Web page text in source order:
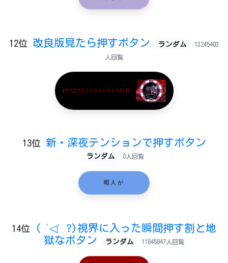
12位 改良版見たら押すボタン ランダム 13245403
人回覧
(*^□^)ﾆｬﾊﾊﾊﾊﾊﾊ!!!!
13位 新・深夜テンションで押すボタン
ランダム 0人回覧
暇人が
14位
( ˙◁˙ ?)視界に入った瞬間押す割と地
獄なボタン
ランダム 11845847人回覧